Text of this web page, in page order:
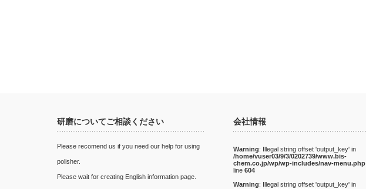
研磨についてご相談ください
Please recomend us if you need our help for using
polisher.
Please wait for creating English information page.
会社情報
Warning: Illegal string offset 'output_key' in
/home/vuser03/9/3/0202739/www.bis-
chem.co.jp/wp/wp-includes/nav-menu.php
line 604
Warning: Illegal string offset 'output_key' in